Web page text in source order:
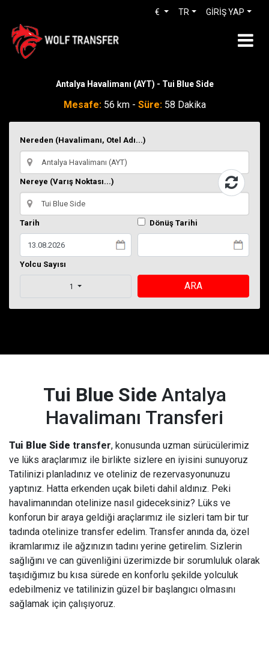
GİRİŞ YAP
TR
€
Antalya Havalimanı (AYT) - Tui Blue Side
Mesafe:56 km - Süre:58 Dakika
Nereden (Havalimanı, Otel Adı...)
Nereye (Varış Noktası...)
Tarih Dönüş Tarihi
Yolcu Sayısı
1 ARA
Tui Blue SideAntalya
Havalimanı Transferi
Tui Blue Side transfer, konusunda uzman sürücülerimiz
ve lüks araçlarımız ile birlikte sizlere en iyisini sunuyoruz
Tatilinizi planladınız ve oteliniz de rezervasyonunuzu
yaptınız. Hatta erkenden uçak bileti dahil aldınız. Peki
havalimanından otelinize nasıl gideceksiniz? Lüks ve
konforun bir araya geldiği araçlarımız ile sizleri tam bir tur
tadında otelinize transfer edelim. Transfer anında da, özel
ikramlarımız ile ağzınızın tadını yerine getirelim. Sizlerin
sağlığını ve can güvenliğini üzerimizde bir sorumluluk olarak
taşıdığımız bu kısa sürede en konforlu şekilde yolculuk
edebilmeniz ve tatilinizin güzel bir başlangıcı olmasını
sağlamak için çalışıyoruz.